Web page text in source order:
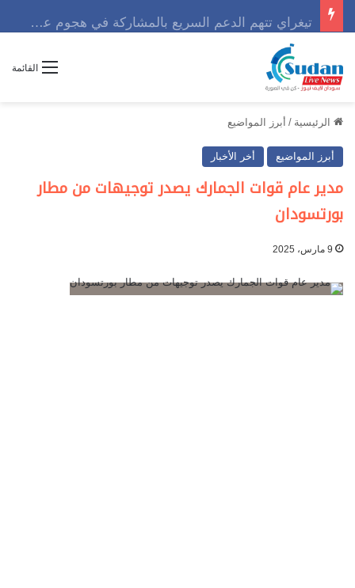
القائمة
الرئيسية / أبرز المواضيع
أبرز المواضيع أخر الأخبار
مدير عام قوات الجمارك يصدر توجيهات من مطار
بورتسودان
9 مارس، 2025